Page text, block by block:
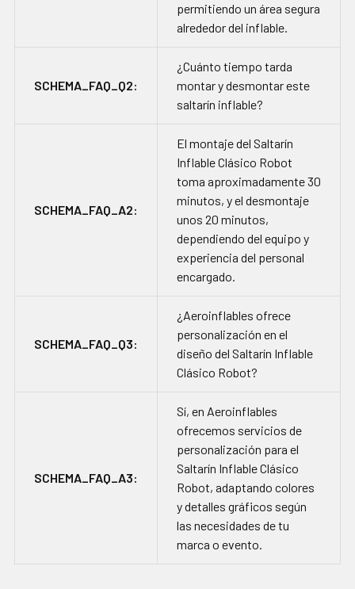
permitiendo un área segura
alrededor del inflable.
SCHEMA_FAQ_Q2:
¿Cuánto tiempo tarda
montar y desmontar este
saltarín inflable?
SCHEMA_FAQ_A2:
El montaje del Saltarín
Inflable Clásico Robot
toma aproximadamente 30
minutos, y el desmontaje
unos 20 minutos,
dependiendo del equipo y
experiencia del personal
encargado.
SCHEMA_FAQ_Q3:
¿Aeroinflables ofrece
personalización en el
diseño del Saltarín Inflable
Clásico Robot?
SCHEMA_FAQ_A3:
Sí, en Aeroinflables
ofrecemos servicios de
personalización para el
Saltarín Inflable Clásico
Robot, adaptando colores
y detalles gráficos según
las necesidades de tu
marca o evento.